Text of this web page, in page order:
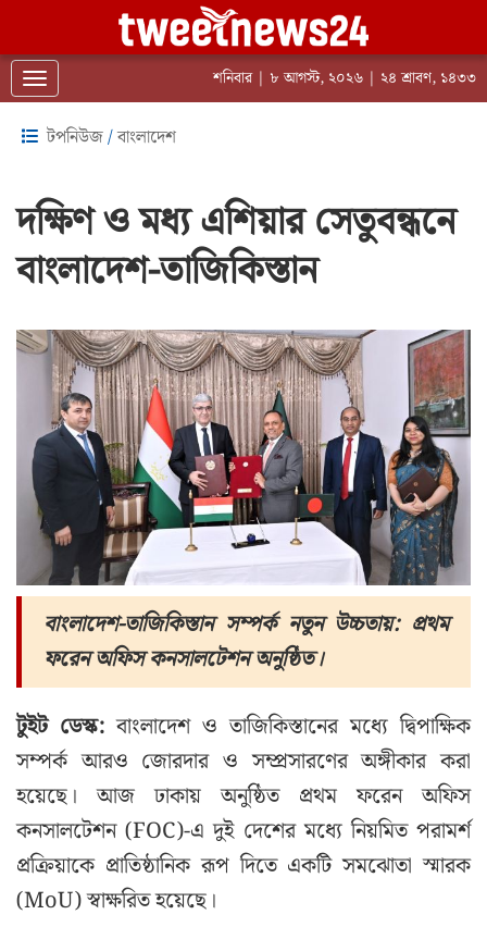
Toggle navigation শনিবার | ৮ আগস্ট, ২০২৬ | ২৪ শ্রাবণ, ১৪৩৩
টপনিউজ/বাংলাদেশ
দক্ষিণ ও মধ্য এশিয়ার সেতুবন্ধনে
বাংলাদেশ-তাজিকিস্তান
বাংলাদেশ-তাজিকিস্তান সম্পর্ক নতুন উচ্চতায়: প্রথম
ফরেন অফিস কনসালটেশন অনুষ্ঠিত।
টুইট ডেস্ক: বাংলাদেশ ও তাজিকিস্তানের মধ্যে দ্বিপাক্ষিক
সম্পর্ক আরও জোরদার ও সম্প্রসারণের অঙ্গীকার করা
হয়েছে। আজ ঢাকায় অনুষ্ঠিত প্রথম ফরেন অফিস
কনসালটেশন (FOC)-এ দুই দেশের মধ্যে নিয়মিত পরামর্শ
প্রক্রিয়াকে প্রাতিষ্ঠানিক রূপ দিতে একটি সমঝোতা স্মারক
(MoU) স্বাক্ষরিত হয়েছে।